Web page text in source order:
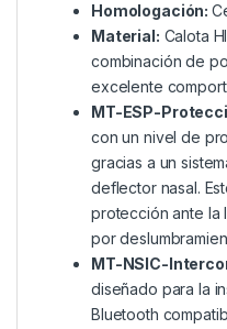
Homologación:
Material: Calota
combinación de
excelente
MT-ESP-
con un nivel de
gracias a un
deflector nasal.
protección ante la
por
MT-NSIC-
diseñado para la
Bluetooth